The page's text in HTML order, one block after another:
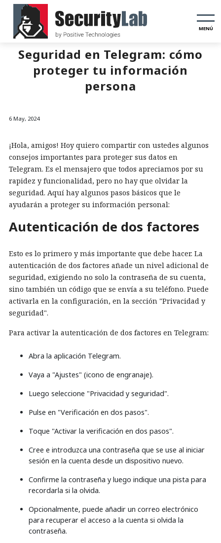
MENÚ
Seguridad en Telegram: cómo
proteger tu información
persona
6 May, 2024
¡Hola, amigos! Hoy quiero compartir con ustedes algunos
consejos importantes para proteger sus datos en
Telegram. Es el mensajero que todos apreciamos por su
rapidez y funcionalidad, pero no hay que olvidar la
seguridad. Aquí hay algunos pasos básicos que le
ayudarán a proteger su información personal:
Autenticación de dos factores
Esto es lo primero y más importante que debe hacer. La
autenticación de dos factores añade un nivel adicional de
seguridad, exigiendo no solo la contraseña de su cuenta,
sino también un código que se envía a su teléfono. Puede
activarla en la configuración, en la sección "Privacidad y
seguridad".
Para activar la autenticación de dos factores en Telegram:
Abra la aplicación Telegram.
Vaya a "Ajustes" (icono de engranaje).
Luego seleccione "Privacidad y seguridad".
Pulse en "Verificación en dos pasos".
Toque "Activar la verificación en dos pasos".
Cree e introduzca una contraseña que se use al iniciar
sesión en la cuenta desde un dispositivo nuevo.
Confirme la contraseña y luego indique una pista para
recordarla si la olvida.
Opcionalmente, puede añadir un correo electrónico
para recuperar el acceso a la cuenta si olvida la
contraseña.